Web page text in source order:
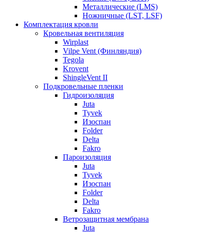
Металлические (LMS)
Ножничные (LST, LSF)
Комплектация кровли
Кровельная вентиляция
Wirplast
Vilpe Vent (Финляндия)
Tegola
Krovent
ShingleVent II
Подкровельные пленки
Гидроизоляция
Juta
Tyvek
Изоспан
Folder
Delta
Fakro
Пароизоляция
Juta
Tyvek
Изоспан
Folder
Delta
Fakro
Ветрозащитная мембрана
Juta